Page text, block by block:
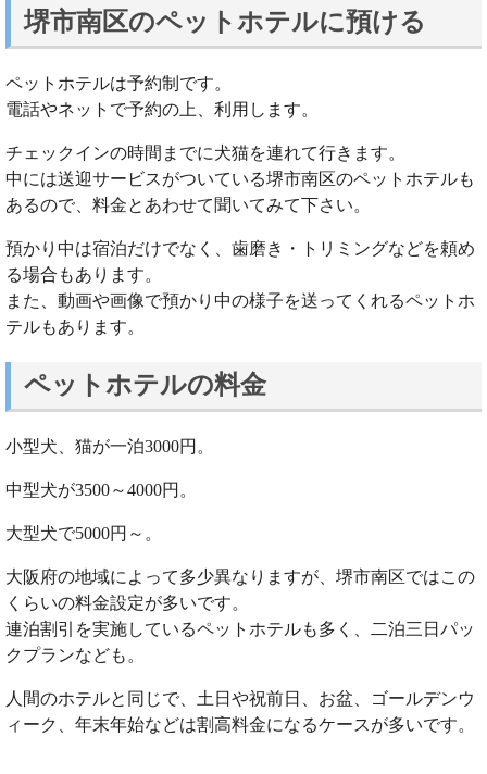
堺市南区のペットホテルに預ける
ペットホテルは予約制です。
電話やネットで予約の上、利用します。
チェックインの時間までに犬猫を連れて行きます。
中には送迎サービスがついている堺市南区のペットホテルも
あるので、料金とあわせて聞いてみて下さい。
預かり中は宿泊だけでなく、歯磨き・トリミングなどを頼め
る場合もあります。
また、動画や画像で預かり中の様子を送ってくれるペットホ
テルもあります。
ペットホテルの料金
小型犬、猫が一泊3000円。
中型犬が3500～4000円。
大型犬で5000円～。
大阪府の地域によって多少異なりますが、堺市南区ではこの
くらいの料金設定が多いです。
連泊割引を実施しているペットホテルも多く、二泊三日パッ
クプランなども。
人間のホテルと同じで、土日や祝前日、お盆、ゴールデンウ
ィーク、年末年始などは割高料金になるケースが多いです。